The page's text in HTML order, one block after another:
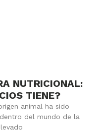
NUTRICIONAL:
TIENE?
animal ha sido
del mundo de la